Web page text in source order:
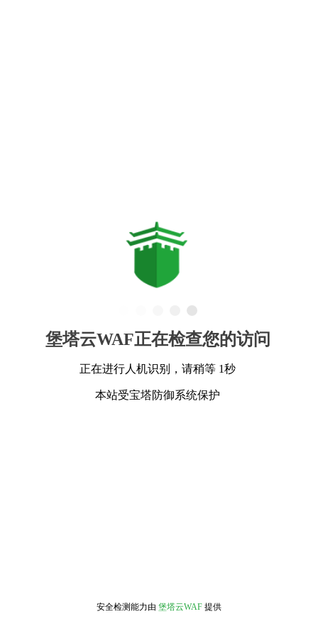
堡塔云WAF正在检查您的访问
正在进行人机识别，请稍等 1秒
本站受宝塔防御系统保护
安全检测能力由 堡塔云WAF 提供